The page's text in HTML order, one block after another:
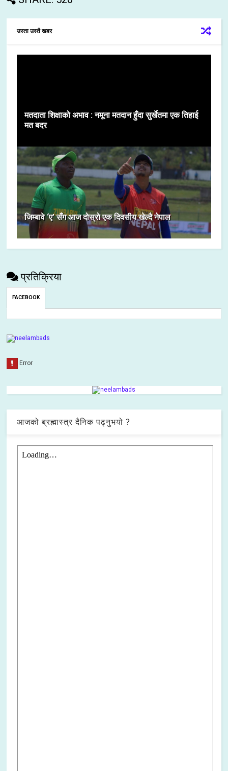
उस्ता उस्तै खबर
मतदाता शिक्षाको अभाव : नमूना मतदान हुँदा सुर्खेतमा एक तिहाई
मत बदर
जिम्बावे ‘ए’ सँग आज दोस्रो एक दिवसीय खेल्दै नेपाल
प्रतिक्रिया
FACEBOOK
आजको ब्रह्मास्त्र दैनिक पढ्नुभयो ?